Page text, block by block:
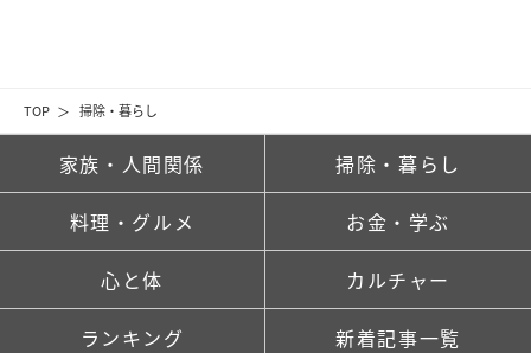
TOP 掃除・暮らし
家族・人間関係 掃除・暮らし
料理・グルメ お金・学ぶ
心と体 カルチャー
ランキング 新着記事一覧